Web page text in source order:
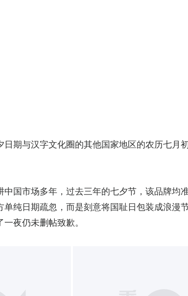
日期与汉字文化圈的其他国家地区的农历七月
中国市场多年，过去三年的七夕节，该品牌均
单纯日期疏忽，而是刻意将国耻日包装成浪
夜仍未删帖致歉。